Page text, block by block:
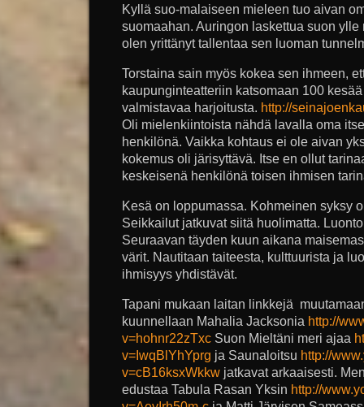
Kyllä suo-malaiseen mieleen tuo aivan
suomaahan. Auringon laskettua suon
olen yrittänyt tallentaa sen luoman
Torstaina sain myös kokea sen ihmeen,
kaupunginteatteriin katsomaan 100
valmistavaa harjoitusta. http://
Oli mielenkiintoista nähdä lavalla oma
henkilönä. Vaikka kohtaus ei ole aivan
kokemus oli järisyttävä. Itse en ollut
keskeisenä henkilönä toisen ihmisen
Kesä on loppumassa. Kohmeinen syksy
Seikkailut jatkuvat siitä huolimatta.
Seuraavan täyden kuun aikana
värit. Nautitaan taiteesta, kulttuurista ja
ihmisyys yhdistävät.
Tapani mukaan laitan linkkejä
kuunnellaan Mahalia Jacksonia http://
v=hohnr22zTxc Suon Mieltäni meri ajaa
v=IwqBlYhYprg ja Saunaloitsu http://
v=cB16ksxWkkw jatkavat arkaaisesti.
edustaa Tabula Rasan Yksin http://